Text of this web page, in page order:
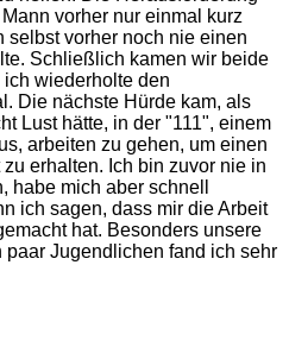
vorher nur einmal kurz
selbst vorher noch nie einen
Schließlich kamen wir beide
wiederholte den
Die nächste Hürde kam, als
Lust hätte, in der "111", einem
arbeiten zu gehen, um einen
erhalten. Ich bin zuvor nie in
habe mich aber schnell
ich sagen, dass mir die Arbeit
hat. Besonders unsere
Jugendlichen fand ich sehr